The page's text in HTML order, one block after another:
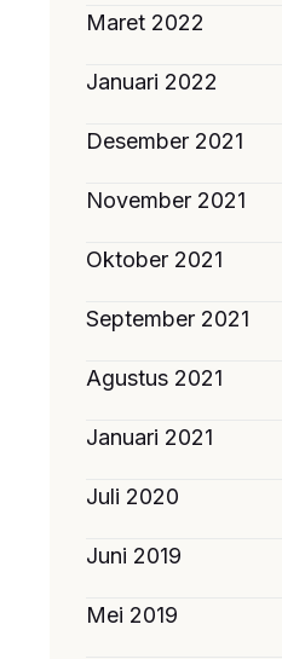
Maret 2022
Januari 2022
Desember 2021
November 2021
Oktober 2021
September 2021
Agustus 2021
Januari 2021
Juli 2020
Juni 2019
Mei 2019